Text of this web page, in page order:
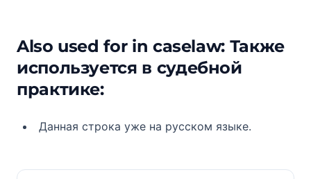
Also used for in caselaw: Также
используется в судебной
практике:
Данная строка уже на русском языке.